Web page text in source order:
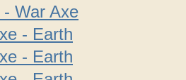
War Axe
- Earth
- Earth